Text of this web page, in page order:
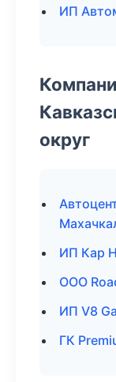
ИП
округ
ИП Кар
ООО
ИП V8
ГК